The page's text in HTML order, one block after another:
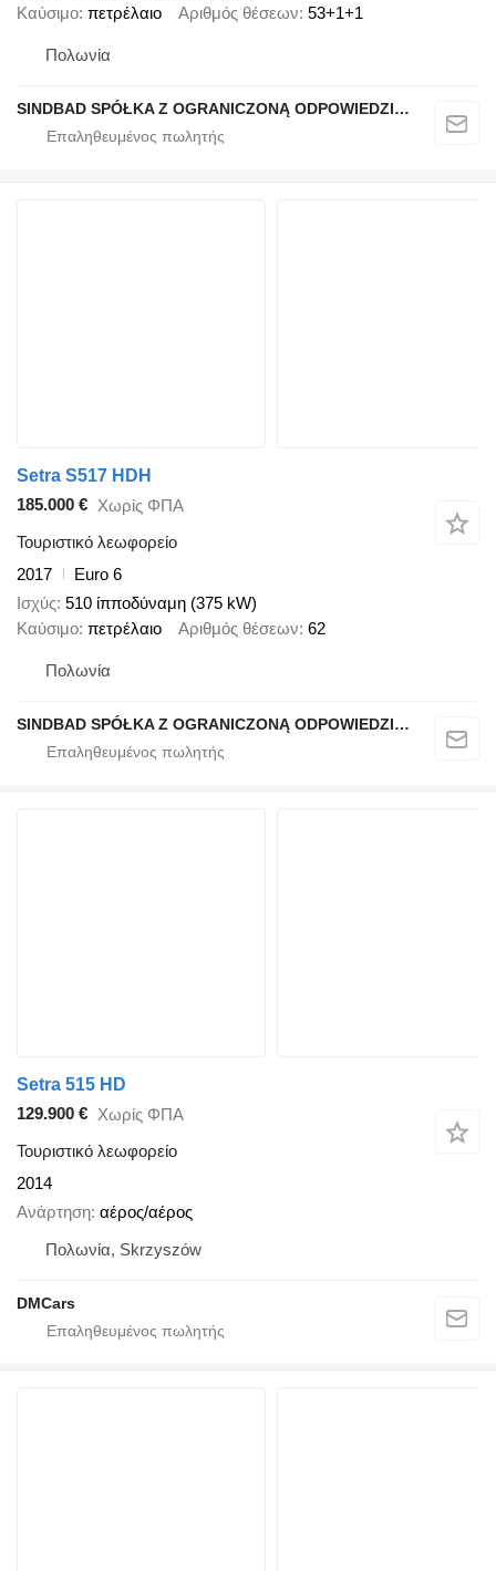
Καύσιμο πετρέλαιο Αριθμός θέσεων 53+1+1
Πολωνία
SINDBAD SPÓŁKA Z OGRANICZONĄ ODPOWIEDZIALNOŚCIĄ
Setra S517 HDH
185.000 € Χωρίς ΦΠΑ
Τουριστικό λεωφορείο
2017
Euro 6
Ισχύς 510 ίπποδύναμη (375 kW)
Καύσιμο πετρέλαιο Αριθμός θέσεων 62
Πολωνία
SINDBAD SPÓŁKA Z OGRANICZONĄ ODPOWIEDZIALNOŚCIĄ
Setra 515 HD
129.900 € Χωρίς ΦΠΑ
Τουριστικό λεωφορείο
2014
Ανάρτηση αέρος/αέρος
Πολωνία, Skrzyszów
DMCars